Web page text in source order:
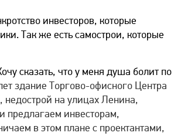
инвесторов, которые
Так же есть самострои, которые
сказать, что у меня душа болит по
здание Торгово-офисного Центра
на улицах Ленина,
инвесторам,
в этом плане с проектантами,